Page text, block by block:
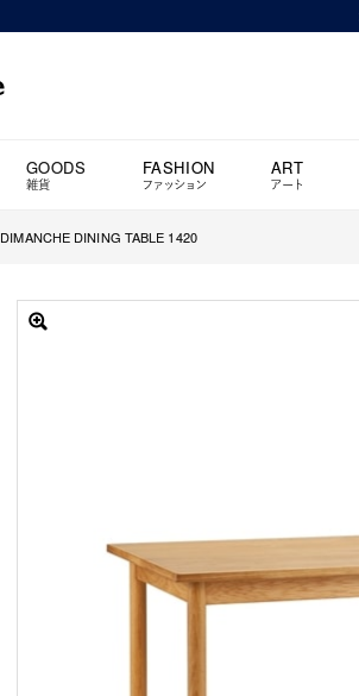
GOODS
雑貨
FASHION
ファッション
ART
アート
DIMANCHE DINING TABLE 1420